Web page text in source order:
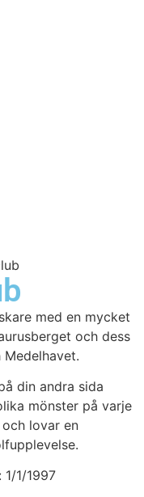
med en mycket
och dess
din andra sida
mönster på varje
lovar en
1/1997